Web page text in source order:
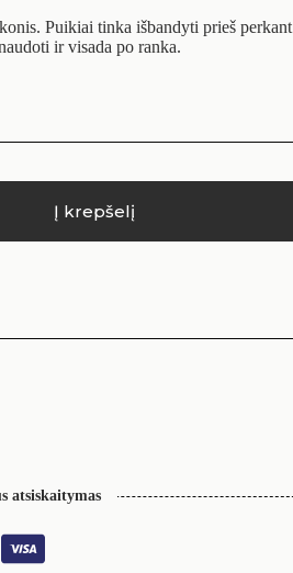
Puikiai tinka išbandyti prieš perkant
ir visada po ranka.
Į krepšelį
atsiskaitymas